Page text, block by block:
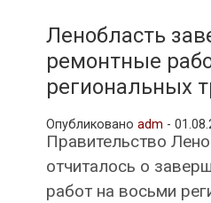
Ленобласть
ремонтные
региональных
Опубликовано adm -
Правительство
отчиталось о
работ на восьми